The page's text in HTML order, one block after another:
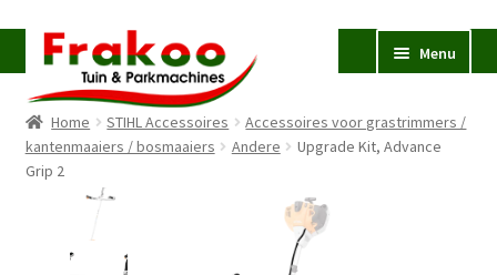
Ga
door
naar
navigatie
Ga
naar
de
inhoud
Menu
Homepage
Verkoop en Reparatie
Occasions
STIHL
Home STIHL Accessoires
Accessoires voor grastrimmers /
kantenmaaiers / bosmaaiers
Andere
Upgrade Kit, Advance
Grip 2